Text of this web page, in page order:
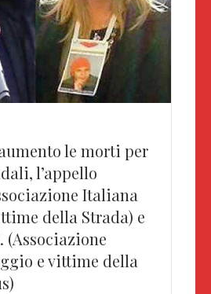
le morti per
l’appello
Italiana
della Strada) e
(Associazione
e vittime della